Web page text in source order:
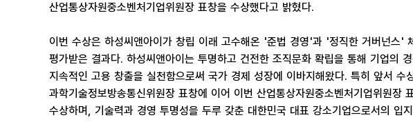
산업통상자원중소벤처기업위원장 표창을 수상했다고 밝혔다.
이번 수상은 하성씨앤아이가 창립 이래 고수해온 '준법 경영'과 '정직한 거버넌스'
평가받은 결과다. 하성씨앤아이는 투명하고 건전한 조직문화 확립을 통해 기업의
지속적인 고용 창출을 실천함으로써 국가 경제 성장에 이바지해왔다. 특히 앞서 수
과학기술정보방송통신위원장 표창에 이어 이번 산업통상자원중소벤처기업위원장
수상하며, 기술력과 경영 투명성을 두루 갖춘 대한민국 대표 강소기업으로서의 입